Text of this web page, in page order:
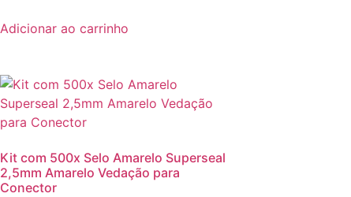
Adicionar ao carrinho
Kit com 500x Selo Amarelo Superseal
2,5mm Amarelo Vedação para
Conector